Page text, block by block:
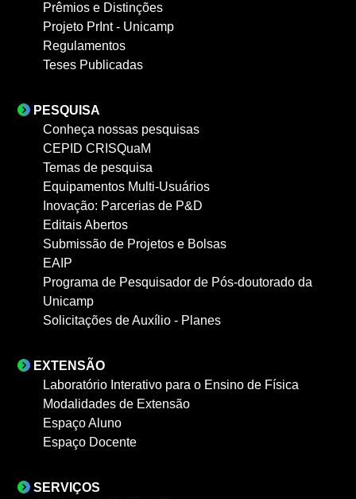
Prêmios e Distinções
Projeto PrInt - Unicamp
Regulamentos
Teses Publicadas
PESQUISA
Conheça nossas pesquisas
CEPID CRISQuaM
Temas de pesquisa
Equipamentos Multi-Usuários
Inovação: Parcerias de P&D
Editais Abertos
Submissão de Projetos e Bolsas
EAIP
Programa de Pesquisador de Pós-doutorado da
Unicamp
Solicitações de Auxílio - Planes
EXTENSÃO
Laboratório Interativo para o Ensino de Física
Modalidades de Extensão
Espaço Aluno
Espaço Docente
SERVIÇOS